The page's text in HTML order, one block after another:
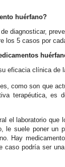
huérfano?
diagnosticar,
los 5 casos por
eficacia clínica de
como son que
terapéutica, es
el laboratorio que
le suele poner un
Hay
podría ser